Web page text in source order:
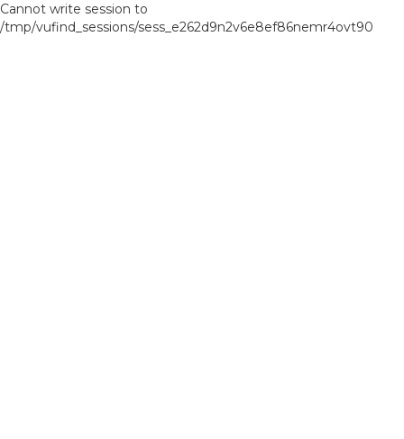
Cannot write session to
/tmp/vufind_sessions/sess_e262d9n2v6e8ef86nemr4ovt90